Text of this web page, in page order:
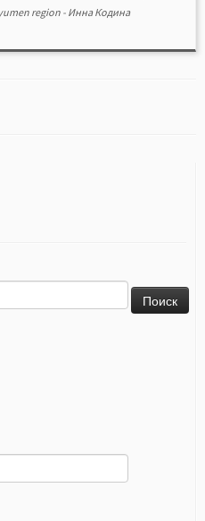
region- Инна Кодина